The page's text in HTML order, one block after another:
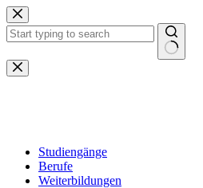
Zum
Inhalt
springen
Keine
Ergebnisse
Studiengänge
Berufe
Weiterbildungen